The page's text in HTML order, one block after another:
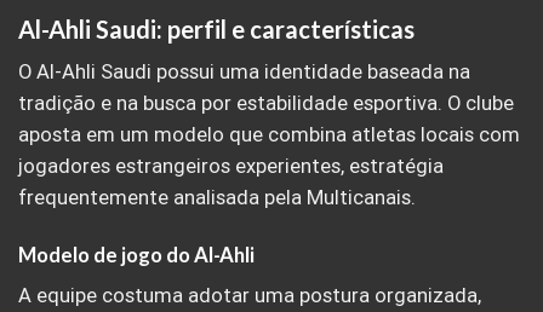
Al-Ahli Saudi: perfil e características
O Al-Ahli Saudi possui uma identidade baseada na
tradição e na busca por estabilidade esportiva. O clube
aposta em um modelo que combina atletas locais com
jogadores estrangeiros experientes, estratégia
frequentemente analisada pela Multicanais.
Modelo de jogo do Al-Ahli
A equipe costuma adotar uma postura organizada,